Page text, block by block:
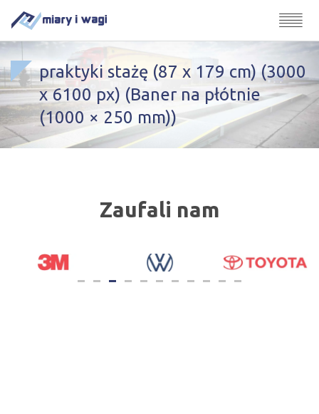
praktyki stażę (87 x 179 cm) (3000
x 6100 px) (Baner na płótnie
(1000 × 250 mm))
Zaufali nam